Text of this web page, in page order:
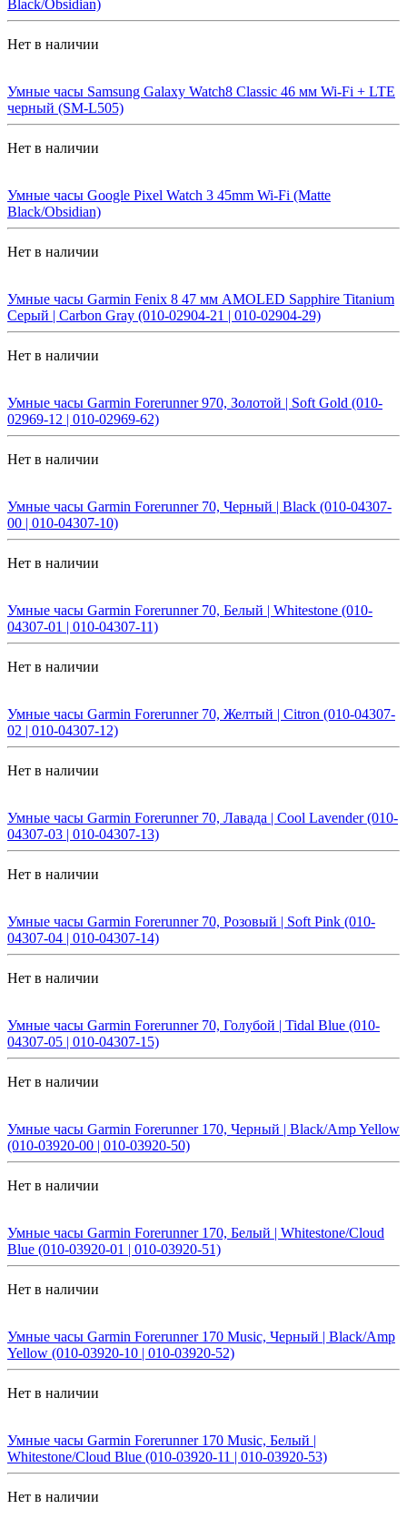
Black/Obsidian)
Нет в наличии
Умные часы Samsung Galaxy Watch8 Classic 46 мм Wi-Fi + LTE
черный (SM-L505)
Нет в наличии
Умные часы Google Pixel Watch 3 45mm Wi-Fi (Matte
Black/Obsidian)
Нет в наличии
Умные часы Garmin Fenix 8 47 мм AMOLED Sapphire Titanium
Серый | Carbon Gray (010-02904-21 | 010-02904-29)
Нет в наличии
Умные часы Garmin Forerunner 970, Золотой | Soft Gold (010-
02969-12 | 010-02969-62)
Нет в наличии
Умные часы Garmin Forerunner 70, Черный | Black (010-04307-
00 | 010-04307-10)
Нет в наличии
Умные часы Garmin Forerunner 70, Белый | Whitestone (010-
04307-01 | 010-04307-11)
Нет в наличии
Умные часы Garmin Forerunner 70, Желтый | Citron (010-04307-
02 | 010-04307-12)
Нет в наличии
Умные часы Garmin Forerunner 70, Лавада | Cool Lavender (010-
04307-03 | 010-04307-13)
Нет в наличии
Умные часы Garmin Forerunner 70, Розовый | Soft Pink (010-
04307-04 | 010-04307-14)
Нет в наличии
Умные часы Garmin Forerunner 70, Голубой | Tidal Blue (010-
04307-05 | 010-04307-15)
Нет в наличии
Умные часы Garmin Forerunner 170, Черный | Black/Amp Yellow
(010-03920-00 | 010-03920-50)
Нет в наличии
Умные часы Garmin Forerunner 170, Белый | Whitestone/Cloud
Blue (010-03920-01 | 010-03920-51)
Нет в наличии
Умные часы Garmin Forerunner 170 Music, Черный | Black/Amp
Yellow (010-03920-10 | 010-03920-52)
Нет в наличии
Умные часы Garmin Forerunner 170 Music, Белый |
Whitestone/Cloud Blue (010-03920-11 | 010-03920-53)
Нет в наличии